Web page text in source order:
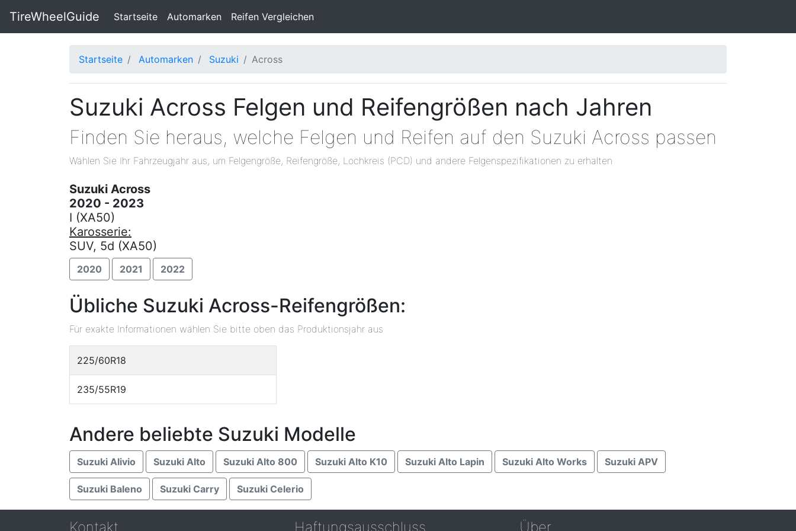
TireWheelGuide Startseite(current)
Automarken Reifen Vergleichen
Startseite Automarken Suzuki Across
Suzuki Across Felgen und Reifengrößen nach Jahren
Finden Sie heraus, welche Felgen und Reifen auf den Suzuki Across passen
Wählen Sie Ihr Fahrzeugjahr aus, um Felgengröße, Reifengröße, Lochkreis (PCD) und andere Felgenspezifikationen zu erhalten
Suzuki Across
2020 - 2023
I (XA50)
Karosserie:
SUV, 5d (XA50)
2020 2021 2022
Übliche Suzuki Across-Reifengrößen:
Für exakte Informationen wählen Sie bitte oben das Produktionsjahr aus
225/60R18
235/55R19
Andere beliebte Suzuki Modelle
Suzuki Alivio Suzuki Alto Suzuki Alto 800 Suzuki Alto K10 Suzuki Alto Lapin Suzuki Alto Works Suzuki APV
Suzuki Baleno Suzuki Carry Suzuki Celerio
Kontakt Haftungsausschluss Über